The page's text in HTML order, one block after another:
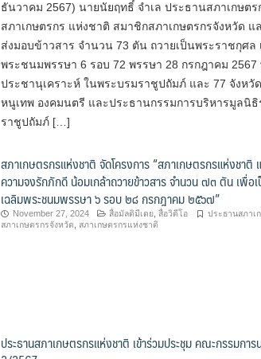
ธันวาคม 2567) นายนัยฤทธิ์ จำเล ประธานสภาเกษต
สภาเกษตรกร แห่งชาติ สมาชิกสภาเกษตรกรจังหวัด แ
ส่งมอบข้าวสาร จำนวน 73 ตัน ถวายเป็นพระราชกุศล
พระชนมพรรษา 6 รอบ 72 พรรษา 28 กรกฎาคม
ประชานุเคราะห์ ในพระบรมราชูปถัมภ์ และ 77 จังหวั
หนูเทพ องคมนตรี และประธานกรรมการบริหารมูลนิ
ราชูปถัมภ์ […]
สภาเกษตรกรแห่งชาติ จัดโครงการ “สภาเกษตรกรแห่งชา
ความจงรักภักดี น้อมเกล้าถวายข้าวสาร จำนวน ๗๓ ตัน เพื่อ
เฉลิมพระชนมพรรษา ๖ รอบ ๒๘ กรกฎาคม ๒๕๖๗”
November 27, 2024 สื่อมัลติมีเดย, สื่อวิดีโอ ประธานสภาเ
สภาเกษตรกรจังหวัด
สภาเกษตรกรแห่งชาติ
ประธานสภาเกษตรกรแห่งชาติ เข้าร่วมประชุม คณะกรรมกา